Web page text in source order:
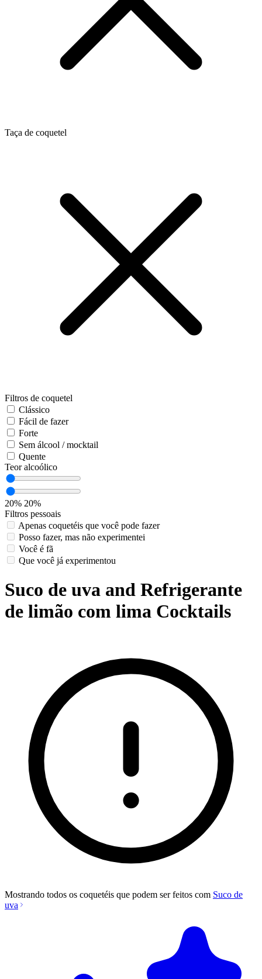
Taça de coquetel
Filtros de coquetel
Clássico
Fácil de fazer
Forte
Sem álcool / mocktail
Quente
Teor alcoólico
20% 20%
Filtros pessoais
Apenas coquetéis que você pode fazer
Posso fazer, mas não experimentei
Você é fã
Que você já experimentou
Suco de uva and Refrigerante
de limão com lima Cocktails
Mostrando todos os coquetéis que podem ser feitos com Suco de
uva